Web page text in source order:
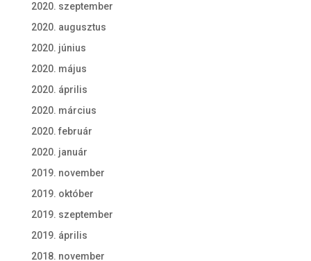
2020. szeptember
2020. augusztus
2020. június
2020. május
2020. április
2020. március
2020. február
2020. január
2019. november
2019. október
2019. szeptember
2019. április
2018. november